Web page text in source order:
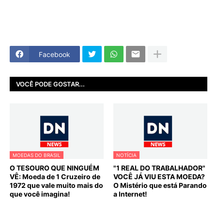
Facebook
VOCÊ PODE GOSTAR...
MOEDAS DO BRASIL
O TESOURO QUE NINGUÉM
VÊ: Moeda de 1 Cruzeiro de
1972 que vale muito mais do
que você imagina!
NOTÍCIA
"1 REAL DO TRABALHADOR"
VOCÊ JÁ VIU ESTA MOEDA?
O Mistério que está Parando
a Internet!